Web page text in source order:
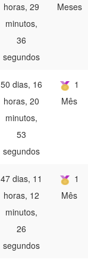
horas, 29
minutos,
36
segundos
Meses
50 dias, 16
horas, 20
minutos,
53
segundos
1
Mês
47 dias, 11
horas, 12
minutos,
26
segundos
1
Mês